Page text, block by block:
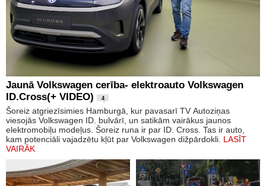
Jaunā Volkswagen cerība- elektroauto Volkswagen
ID.Cross(+ VIDEO)
4
Šoreiz atgriezīsimies Hamburgā, kur pavasarī TV Autoziņas
viesojās Volkswagen ID. bulvārī, un satikām vairākus jaunos
elektromobiļu modeļus. Šoreiz runa ir par ID. Cross. Tas ir auto,
kam potenciāli vajadzētu kļūt par Volkswagen dižpārdokli. LASĪT
VAIRĀK